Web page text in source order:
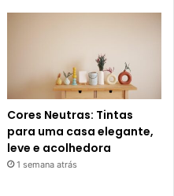
Cores Neutras: Tintas
para uma casa elegante,
leve e acolhedora
1 semana atrás